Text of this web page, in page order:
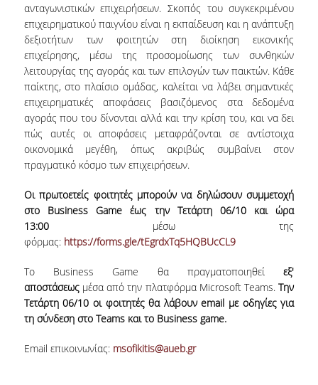
ΕΡΓΑΣΤΗΡΙΑΚΗ ΥΠΟΔΟΜΗ
NEWSLETTERS
TESTIMONIALS
ΒΡΑΒΕΙΑ ΕΞΑΙΡΕΤΙΚΗΣ ΕΠΙΔΟΣΗΣ ΣΤΗ
ΔΙΔΑΣΚΑΛΙΑ
ΑΝΘΡΩΠΙΝΟ ΔΥΝΑΜΙΚΟ
ΠΡΟΣΩΠΙΚΟ ΤΟΥ ΤΜΗΜΑΤΟΣ
ΜΕΛΗ ΔΕΠ
ΕΠΙΤΙΜΟΙ ΔΙΔΑΚΤΟΡΕΣ
ΜΕΛΗ Ε.ΔΙ.Π.
ΜΕΛΗ Ε.Τ.Ε.Π.
ΔΙΟΙΚΗΤΙΚΟ ΠΡΟΣΩΠΙΚΟ
ανταγωνιστικών επιχειρήσεων. Σκοπός του συγκεκριμένου
επιχειρηματικού παιγνίου είναι η εκπαίδευση και η ανάπτυξη
δεξιοτήτων των φοιτητών στη διοίκηση εικονικής
επιχείρησης, μέσω της προσομοίωσης των συνθηκών
λειτουργίας της αγοράς και των επιλογών των παικτών. Κάθε
παίκτης, στο πλαίσιο ομάδας, καλείται να λάβει σημαντικές
επιχειρηματικές αποφάσεις βασιζόμενος στα δεδομένα
αγοράς που του δίνονται αλλά και την κρίση του, και να δει
πώς αυτές οι αποφάσεις μεταφράζονται σε αντίστοιχα
οικονομικά μεγέθη, όπως ακριβώς συμβαίνει στον
πραγματικό κόσμο των επιχειρήσεων.
Οι πρωτοετείς φοιτητές μπορούν να δηλώσουν συμμετοχή
στο Business Game έως την Τετάρτη 06/10 και ώρα
13:00μέσω της
φόρμας: https://forms.gle/tEgrdxTq5HQBUcCL9
Το Business Game θα πραγματοποιηθείεξ'
αποστάσεωςμέσα από την πλατφόρμα Microsoft Teams.Την
Τετάρτη 06/10 οι φοιτητές θα λάβουν email με οδηγίες για
τη σύνδεση στο Teams και το Business game.
Email επικοινωνίας: msofikitis@aueb.gr